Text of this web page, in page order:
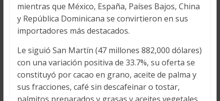
mientras que México, España, Países Bajos, China
y República Dominicana se convirtieron en sus
importadores más destacados.
Le siguió San Martín (47 millones 882,000 dólares)
con una variación positiva de 33.7%, su oferta se
constituyó por cacao en grano, aceite de palma y
sus fracciones, café sin descafeinar o tostar,